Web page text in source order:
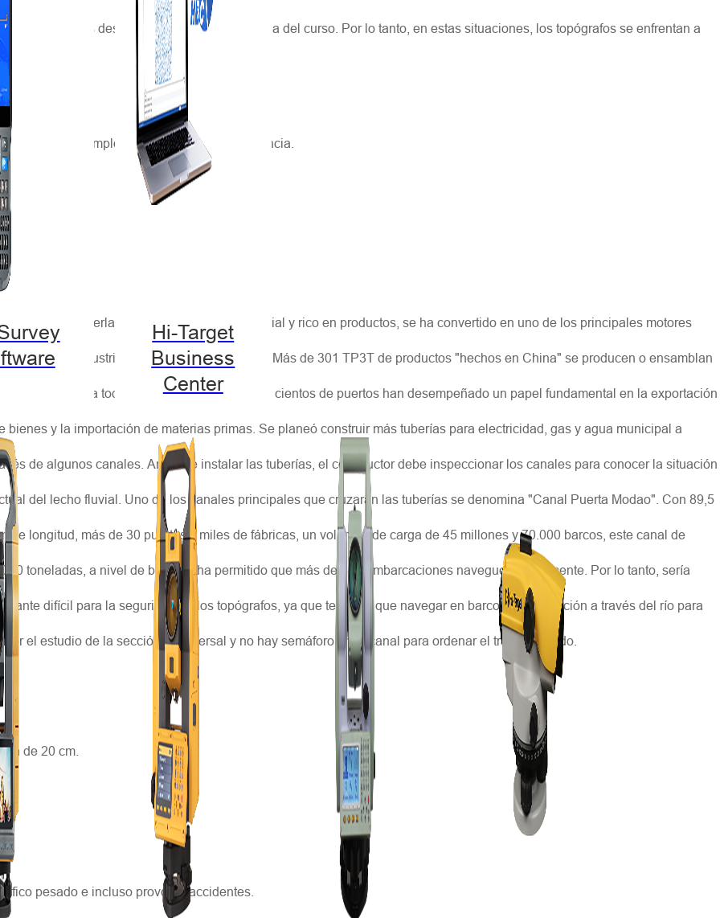
Hi-Target
Business
Center
y presas desde la parte alta hasta la baja del curso. Por lo tanto, en estas situaciones, los topógrafos se enfrentan a
como ejemplos de solución como referencia.
PESADO
Delta del Río Perla, entrelazado con la red fluvial y rico en productos, se ha convertido en uno de los principales motores
e industriales de China desde 1979. Más de 301 TP3T de productos "hechos en China" se producen o ensamblan
y se exportan a todo el mundo. La red fluvial y cientos de puertos han desempeñado un papel fundamental en la exportación
bienes y la importación de materias primas. Se planeó construir más tuberías para electricidad, gas y agua municipal a
de algunos canales. Antes de instalar las tuberías, el constructor debe inspeccionar los canales para conocer la situación
del lecho fluvial. Uno de los canales principales que cruzarán las tuberías se denomina "Canal Puerta Modao". Con 89,5
de longitud, más de 30 puertos y miles de fábricas, un volumen de carga de 45 millones y 70.000 barcos, este canal de
toneladas, a nivel de buques, ha permitido que más de 800 embarcaciones naveguen diariamente. Por lo tanto, sería
difícil para la seguridad de los topógrafos, ya que tendrían que navegar en barco o embarcación a través del río para
el estudio de la sección transversal y no hay semáforo en el canal para ordenar el tráfico pesado.
de 20 cm.
pesado e incluso provocar accidentes.